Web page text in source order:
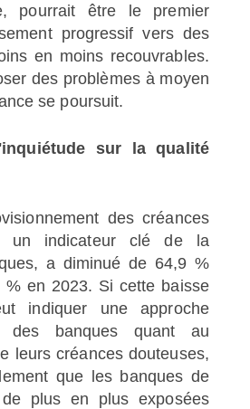
pourrait être le premier
progressif vers des
en moins recouvrables.
des problèmes à moyen
se poursuit.
sur la qualité
des créances
un indicateur clé de la
a diminué de 64,9 %
en 2023. Si cette baisse
indiquer une approche
des banques quant au
leurs créances douteuses,
que les banques de
de plus en plus exposées